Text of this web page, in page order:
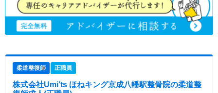
柔道整復師 正職員
株式会社Umi’ts ほねキング京成八幡駅整骨院の柔道整